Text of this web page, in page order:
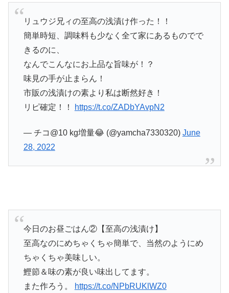
リュウジ兄ィの至高の浅漬け作った！！
簡単時短、調味料も少なく全て家にあるものでで
きるのに、
なんでこんなにお上品な旨味が！？
味見の手が止まらん！
市販の浅漬けの素より私は断然好き！
リピ確定！！
https://t.co/ZADbYAvpN2
— チコ@10 kg増量😂 (@yamcha7330320) June
28, 2022
今日のお昼ごはん②【至高の浅漬け】
至高なのにめちゃくちゃ簡単で、当然のようにめ
ちゃくちゃ美味しい。
鰹節＆味の素が良い味出してます。
また作ろう。
https://t.co/NPbRUKlWZ0